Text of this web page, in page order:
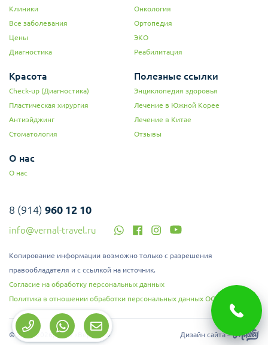
Клиники
Все заболевания
Цены
Диагностика
Онкология
Ортопедия
ЭКО
Реабилитация
Красота
Check-up (Диагностика)
Пластическая хирургия
Антиэйджинг
Стоматология
Полезные ссылки
Энциклопедия здоровья
Лечение в Южной Корее
Лечение в Китае
Отзывы
О нас
О нас
8 (914) 960 12 10
info@vernal-travel.ru
Копирование информации возможно только с разрешения
правообладателя и с ссылкой на источник.
Согласие на обработку персональных данных
Политика в отношении обработки персональных данных ООО "Верналь"
© 2008-2026, ООО «Верналь» Дизайн сайта –